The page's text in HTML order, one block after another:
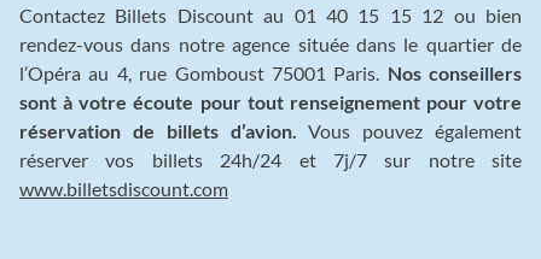
Contactez Billets Discount au 01 40 15 15 12 ou bien
rendez-vous dans notre agence située dans le quartier de
l’Opéra au 4, rue Gomboust 75001 Paris. Nos conseillers
sont à votre écoute pour tout renseignement pour votre
réservation de billets d’avion.
Vous pouvez également
réserver vos billets 24h/24 et 7j/7 sur notre site
www.billetsdiscount.com